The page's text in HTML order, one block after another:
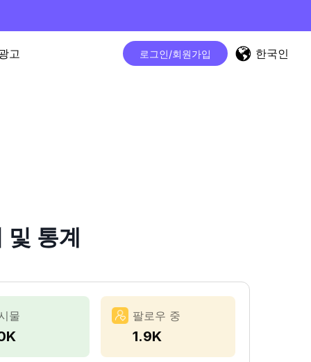
고 로그인/회원가입 한국인
통계
물 팔로우 중
1.9K